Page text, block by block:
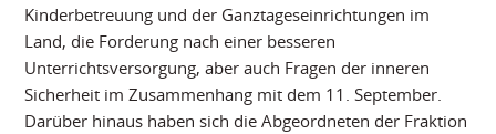
Kinderbetreuung und der Ganztageseinrichtungen im
Land, die Forderung nach einer besseren
Unterrichtsversorgung, aber auch Fragen der inneren
Sicherheit im Zusammenhang mit dem 11. September.
Darüber hinaus haben sich die Abgeordneten der Fraktion